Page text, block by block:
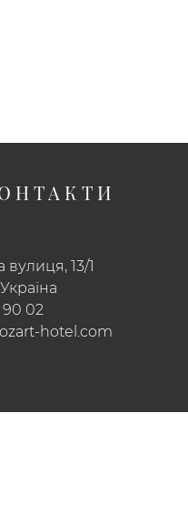
13/1
90 02
hotel.com